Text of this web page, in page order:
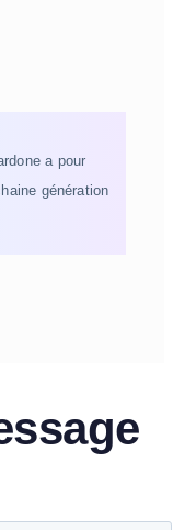
a pour
génération